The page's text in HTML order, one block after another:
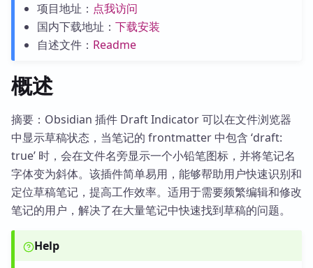
项目地址： 点我访问
国内下载地址： 下载安装
自述文件： Readme
概述
摘要：Obsidian 插件 Draft Indicator 可以在文件浏览器
中显示草稿状态，当笔记的 frontmatter 中包含 ‘draft:
true’ 时，会在文件名旁显示一个小铅笔图标，并将笔记名
字体变为斜体。该插件简单易用，能够帮助用户快速识别和
定位草稿笔记，提高工作效率。适用于需要频繁编辑和修改
笔记的用户，解决了在大量笔记中快速找到草稿的问题。
Help